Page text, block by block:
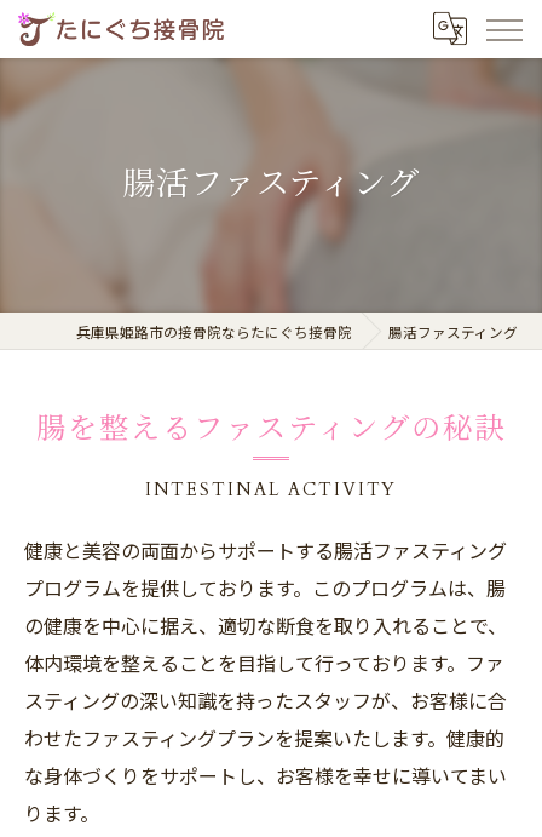
腸活ファスティング
兵庫県姫路市の接骨院ならたにぐち接骨院 腸活ファスティング
腸を整えるファスティングの秘訣
INTESTINAL ACTIVITY
健康と美容の両面からサポートする腸活ファスティング
プログラムを提供しております。このプログラムは、腸
の健康を中心に据え、適切な断食を取り入れることで、
体内環境を整えることを目指して行っております。ファ
スティングの深い知識を持ったスタッフが、お客様に合
わせたファスティングプランを提案いたします。健康的
な身体づくりをサポートし、お客様を幸せに導いてまい
ります。